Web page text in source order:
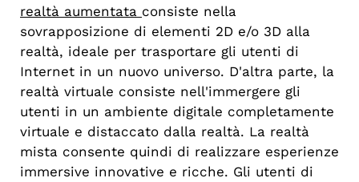
realtà aumentata consiste nella
sovrapposizione di elementi 2D e/o 3D alla
realtà, ideale per trasportare gli utenti di
Internet in un nuovo universo. D'altra parte, la
realtà virtuale consiste nell'immergere gli
utenti in un ambiente digitale completamente
virtuale e distaccato dalla realtà. La realtà
mista consente quindi di realizzare esperienze
immersive innovative e ricche. Gli utenti di